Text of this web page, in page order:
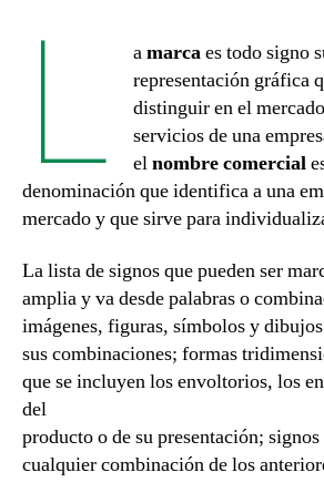
L amarcaes todo signo
representación gráfica
distinguir en el
servicios de una
elnombre comercial
denominación que identifica a una
mercado y que sirve para
La lista de signos que pueden ser
amplia y va desde palabras o
imágenes, figuras, símbolos y
sus combinaciones; formas
que se incluyen los envoltorios, los
del
producto o de su presentación;
cualquier combinación de los